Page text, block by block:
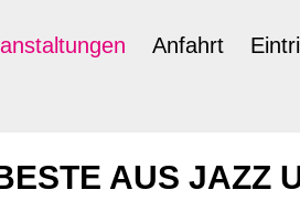
Anfahrt
AUS JAZZ